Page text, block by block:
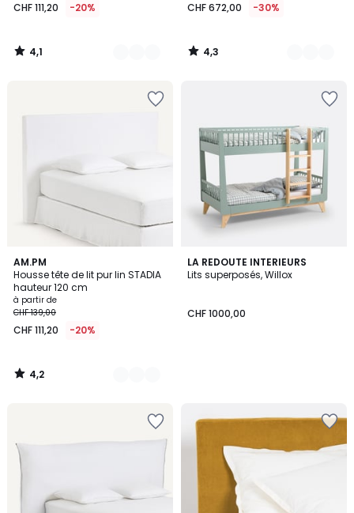
CHF 111,20 -20%
4,1
/
CHF 672,00 -30%
4,3
/
AM.PM
Housse tête de lit pur lin STADIA
hauteur 120 cm
à partir de
CHF 139,00
CHF 111,20 -20%
4,2
/ 5
2
Couleurs
4,2
/
LA REDOUTE INTERIEURS
Lits superposés, Willox
CHF 1000,00